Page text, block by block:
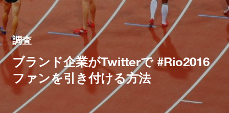
調査
ブランド企業がTwitterで #Rio2016
ファンを引き付ける方法